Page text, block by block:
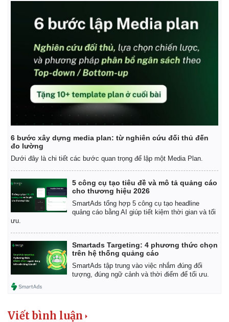
6 bước xây dựng media plan: từ nghiên cứu đối thủ đến
đo lường
Dưới đây là chi tiết các bước quan trọng để lập một Media Plan.
5 công cụ tạo tiêu đề và mô tả quảng cáo
cho thương hiệu 2026
SmartAds tổng hợp 5 công cụ tạo headline
quảng cáo bằng AI giúp tiết kiệm thời gian và tối
ưu.
Smartads Targeting: 4 phương thức chọn
trên hệ thống quảng cáo
SmartAds tập trung vào việc nhắm đúng đối
tượng, đúng ngữ cảnh và thời điểm để tối ưu.
Viết bình luận